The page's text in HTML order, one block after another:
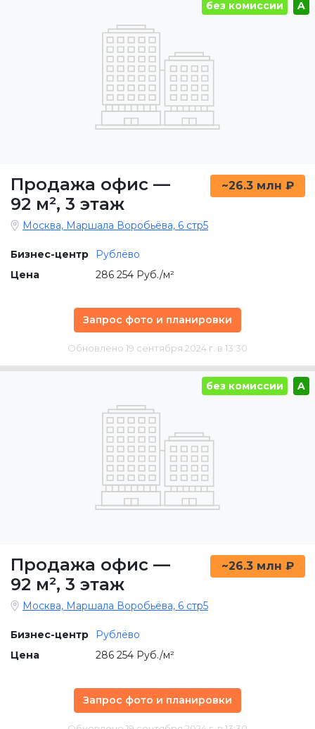
без комиссии A
Продажа офис —
92 м², 3 этаж
~26.3 млн ₽
Москва, Маршала Воробьёва, 6 стр5
Бизнес-центр
Рублёво
Цена
286 254 Руб./м²
Запрос фото и планировки
Обновлено 19 сентября 2024 г. в 13:30
без комиссии A
Продажа офис —
92 м², 3 этаж
~26.3 млн ₽
Москва, Маршала Воробьёва, 6 стр5
Бизнес-центр
Рублёво
Цена
286 254 Руб./м²
Запрос фото и планировки